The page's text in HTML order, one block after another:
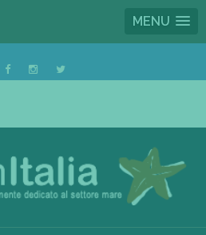
MENU